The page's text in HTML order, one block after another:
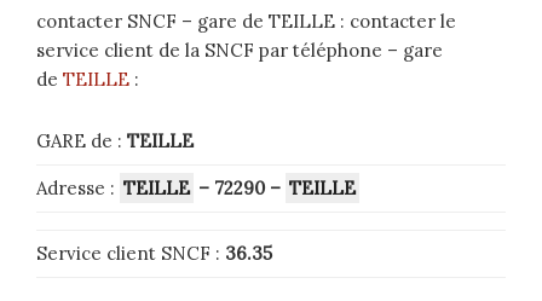
contacter SNCF – gare de TEILLE : contacter le
service client de la SNCF par téléphone – gare
de TEILLE :
GARE de : TEILLE
Adresse : TEILLE – 72290 – TEILLE
Service client SNCF : 36.35